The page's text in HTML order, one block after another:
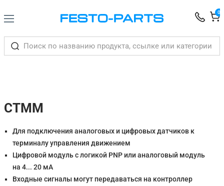
0
CTMM
Для подключения аналоговых и цифровых датчиков к
терминалу управления движением
Цифровой модуль с логикой PNP или аналоговый модуль
на 4... 20 мА
Входные сигналы могут передаваться на контроллер